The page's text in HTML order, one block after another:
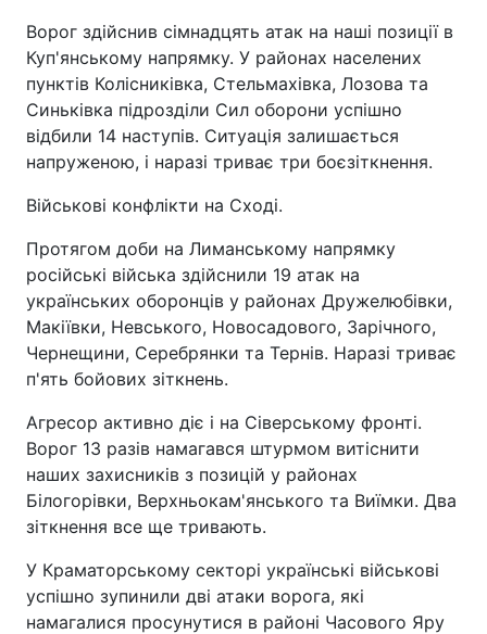
Ворог здійснив сімнадцять атак на наші позиції в
Куп'янському напрямку. У районах населених
пунктів Колісниківка, Стельмахівка, Лозова та
Синьківка підрозділи Сил оборони успішно
відбили 14 наступів. Ситуація залишається
напруженою, і наразі триває три боєзіткнення.
Військові конфлікти на Сході.
Протягом доби на Лиманському напрямку
російські війська здійснили 19 атак на
українських оборонців у районах Дружелюбівки,
Макіївки, Невського, Новосадового, Зарічного,
Чернещини, Серебрянки та Тернів. Наразі триває
п'ять бойових зіткнень.
Агресор активно діє і на Сіверському фронті.
Ворог 13 разів намагався штурмом витіснити
наших захисників з позицій у районах
Білогорівки, Верхньокам'янського та Виїмки. Два
зіткнення все ще тривають.
У Краматорському секторі українські військові
успішно зупинили дві атаки ворога, які
намагалися просунутися в районі Часового Яру